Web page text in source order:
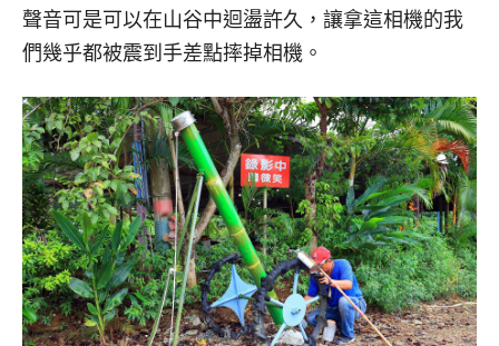
聲音可是可以在山谷中迴盪許久，讓拿這相機的我
們幾乎都被震到手差點摔掉相機。